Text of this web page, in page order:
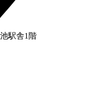
駅舎1階